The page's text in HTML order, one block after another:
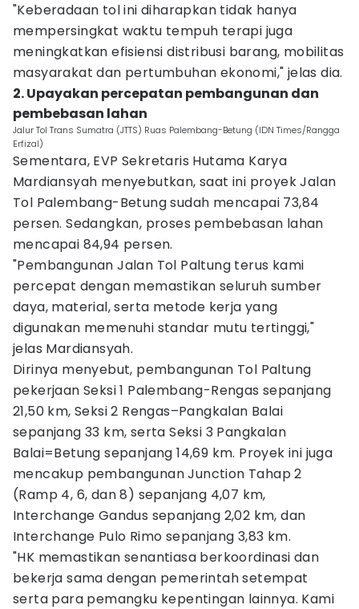
"Keberadaan tol ini diharapkan tidak hanya
mempersingkat waktu tempuh terapi juga
meningkatkan efisiensi distribusi barang, mobilitas
masyarakat dan pertumbuhan ekonomi," jelas dia.
2. Upayakan percepatan pembangunan dan
pembebasan lahan
Jalur Tol Trans Sumatra (JTTS) Ruas Palembang-Betung (IDN Times/Rangga
Erfizal)
Sementara, EVP Sekretaris Hutama Karya
Mardiansyah menyebutkan, saat ini proyek Jalan
Tol Palembang-Betung sudah mencapai 73,84
persen. Sedangkan, proses pembebasan lahan
mencapai 84,94 persen.
"Pembangunan Jalan Tol Paltung terus kami
percepat dengan memastikan seluruh sumber
daya, material, serta metode kerja yang
digunakan memenuhi standar mutu tertinggi,"
jelas Mardiansyah.
Dirinya menyebut, pembangunan Tol Paltung
pekerjaan Seksi 1 Palembang-Rengas sepanjang
21,50 km, Seksi 2 Rengas–Pangkalan Balai
sepanjang 33 km, serta Seksi 3 Pangkalan
Balai=Betung sepanjang 14,69 km. Proyek ini juga
mencakup pembangunan Junction Tahap 2
(Ramp 4, 6, dan 8) sepanjang 4,07 km,
Interchange Gandus sepanjang 2,02 km, dan
Interchange Pulo Rimo sepanjang 3,83 km.
"HK memastikan senantiasa berkoordinasi dan
bekerja sama dengan pemerintah setempat
serta para pemangku kepentingan lainnya. Kami